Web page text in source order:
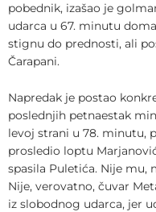
pobednik, izašao je
udarca u 67. minutu
stignu do prednosti, ali
Čarapani.
Napredak je postao
poslednjih petnaestak
levoj strani u 78. minutu,
prosledio loptu
spasila Puletića. Nije mu,
Nije, verovatno, čuvar
iz slobodnog udarca, jer